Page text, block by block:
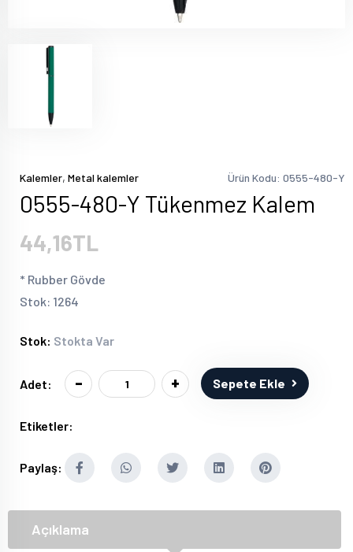
Kalemler, Metal kalemler Ürün Kodu: 0555-480-Y
0555-480-Y Tükenmez Kalem
44,16TL
* Rubber Gövde
Stok: 1264
Stok: Stokta Var
Adet: - + Sepete Ekle
Etiketler:
Paylaş:
Açıklama